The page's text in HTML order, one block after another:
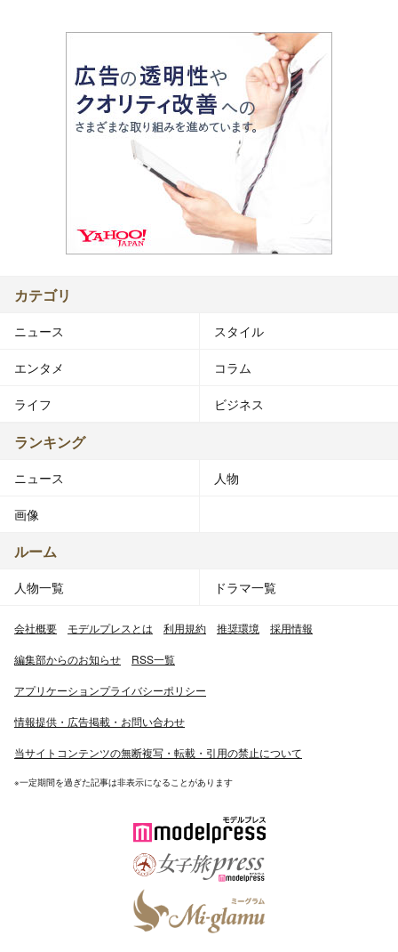
カテゴリ
ニュース スタイル
エンタメ コラム
ライフ ビジネス
ランキング
ニュース 人物
画像
ルーム
人物一覧 ドラマ一覧
会社概要 モデルプレスとは 利用規約 推奨環境 採用情報
編集部からのお知らせ RSS一覧
アプリケーションプライバシーポリシー
情報提供・広告掲載・お問い合わせ
当サイトコンテンツの無断複写・転載・引用の禁止について
※一定期間を過ぎた記事は非表示になることがあります